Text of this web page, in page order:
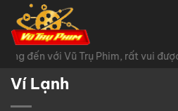
Chuyển
đến
nội
dungđến với Vũ Trụ Phim, rất vui
Ví Lạnh